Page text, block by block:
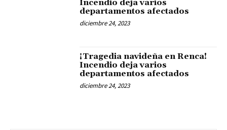
Incendio deja varios
departamentos afectados
diciembre 24, 2023
¡Tragedia navideña en Renca!
Incendio deja varios
departamentos afectados
diciembre 24, 2023